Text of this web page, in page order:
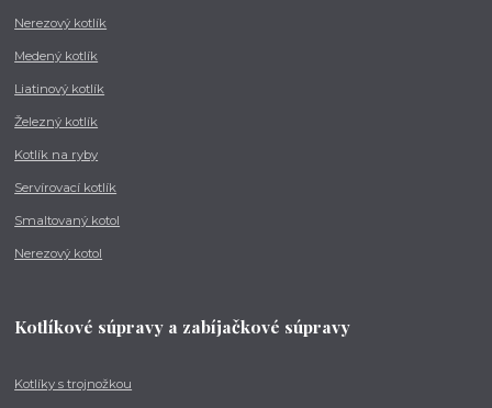
Nerezový kotlík
Medený kotlík
Liatinový kotlík
Železný kotlík
Kotlík na ryby
Servírovací kotlík
Smaltovaný kotol
Nerezový kotol
Kotlíkové súpravy a zabíjačkové súpravy
Kotlíky s trojnožkou